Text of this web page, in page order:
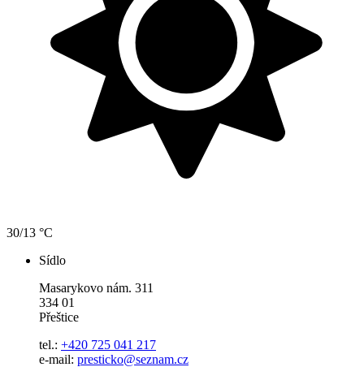
30/13 °C
Sídlo
Masarykovo nám. 311
334 01
Přeštice
tel.: +420 725 041 217
e-mail: presticko@seznam.cz